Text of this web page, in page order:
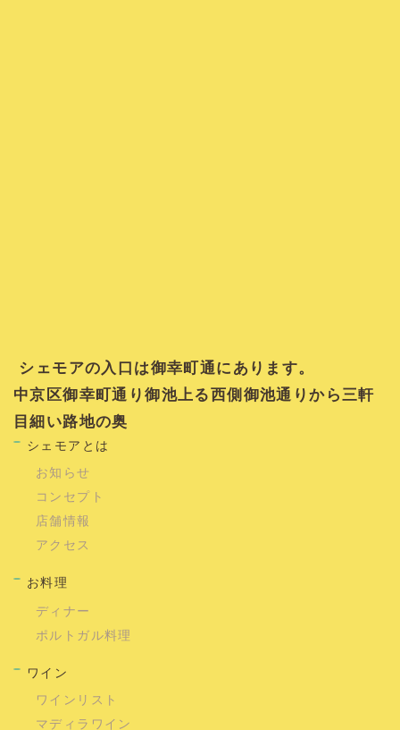
シェモアの入口は御幸町通にあります。
中京区御幸町通り御池上る西側御池通りから三軒
目細い路地の奥
シェモアとは
お知らせ
コンセプト
店舗情報
アクセス
お料理
ディナー
ポルトガル料理
ワイン
ワインリスト
マディラワイン